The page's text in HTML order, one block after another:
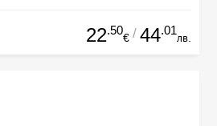
22.50
€ / 44.01
лв.